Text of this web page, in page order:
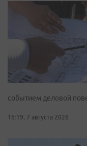
событием деловой
16:19, 7 августа 2026